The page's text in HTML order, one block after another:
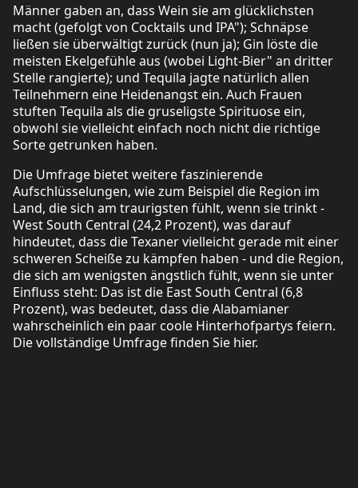
Männer gaben an, dass Wein sie am glücklichsten
macht (gefolgt von Cocktails und IPA"); Schnäpse
ließen sie überwältigt zurück (nun ja); Gin löste die
meisten Ekelgefühle aus (wobei Light-Bier" an dritter
Stelle rangierte); und Tequila jagte natürlich allen
Teilnehmern eine Heidenangst ein. Auch Frauen
stuften Tequila als die gruseligste Spirituose ein,
obwohl sie vielleicht einfach noch nicht die richtige
Sorte getrunken haben.
Die Umfrage bietet weitere faszinierende
Aufschlüsselungen, wie zum Beispiel die Region im
Land, die sich am traurigsten fühlt, wenn sie trinkt -
West South Central (24,2 Prozent), was darauf
hindeutet, dass die Texaner vielleicht gerade mit einer
schweren Scheiße zu kämpfen haben - und die Region,
die sich am wenigsten ängstlich fühlt, wenn sie unter
Einfluss steht: Das ist die East South Central (6,8
Prozent), was bedeutet, dass die Alabamianer
wahrscheinlich ein paar coole Hinterhofpartys feiern.
Die vollständige Umfrage finden Sie hier.